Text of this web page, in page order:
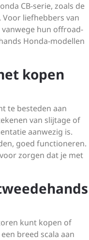
CB-serie, zoals de
Voor liefhebbers van
vanwege hun offroad-
Honda-modellen
kopen
te besteden aan
van slijtage of
aanwezig is.
goed functioneren.
zorgen dat je met
kunt kopen of
breed scala aan